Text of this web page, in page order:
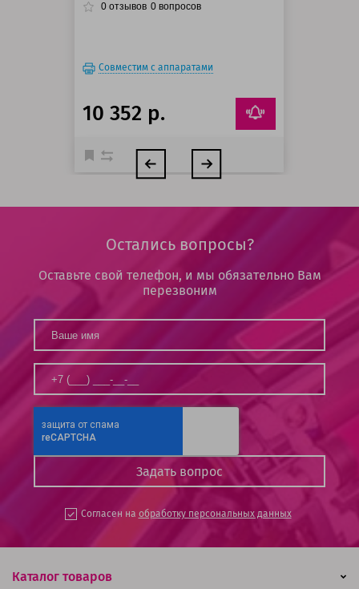
0 отзывов 0 вопросов
Совместим с аппаратами
10 352 р.
Остались вопросы?
Оставьте свой телефон, и мы обязательно Вам
перезвоним
Согласен на обработку персональных данных
Каталог товаров